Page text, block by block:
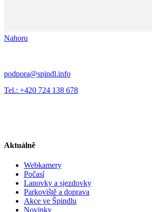
Nahoru
podpora@spindl.info
Tel.: +420 724 138 678
Aktuálně
Webkamery
Počasí
Lanovky a sjezdovky
Parkoviště a doprava
Akce ve Špindlu
Novinky